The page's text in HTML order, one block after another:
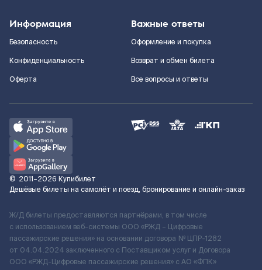
Информация
Безопасность
Конфиденциальность
Оферта
Важные ответы
Оформление и покупка
Возврат и обмен билета
Все вопросы и ответы
© 2011–2026 Купибилет
Дешёвые билеты на самолёт и поезд, бронирование и онлайн-заказ
Ж/Д билеты предоставляются партнёрами, в том числе
с использованием веб-системы ООО «РЖД – Цифровые
пассажирские решения» на основании договора № ЦПР-1282
от 04.04.2024 заключенного с Поставщиком услуг и Договора
ООО «РЖД-Цифровые пассажирские решения» c АО «ФПК»